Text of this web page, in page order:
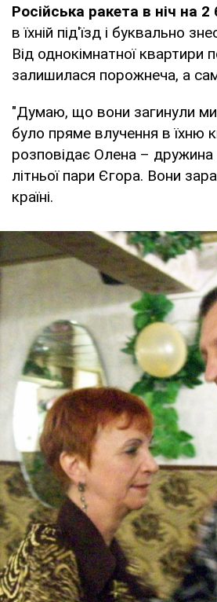
Російська ракета в ніч на 2
в їхній під'їзд і буквально
Від однокімнатної квартири
залишилася порожнеча, а
"Думаю, що вони загинули
було пряме влучення в їхню
розповідає Олена – дружина
літньої пари Єгора. Вони
країні.